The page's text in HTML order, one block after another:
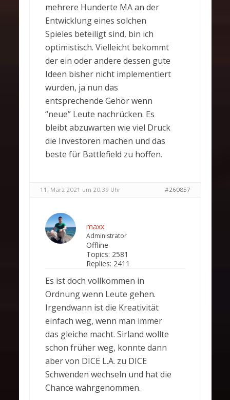
mehrere Hunderte MA an der
Entwicklung eines solchen
Spieles beteiligt sind, bin ich
optimistisch. Vielleicht bekommt
der ein oder andere dessen gute
Ideen bisher nicht implementiert
wurden, ja nun das
entsprechende Gehör wenn
“neue” Leute nachrücken. Es
bleibt abzuwarten wie viel Druck
die Investoren machen und das
beste für Battlefield zu hoffen.
11. März 2021 um 20:39 Uhr #260857
maxx
Administrator
Offline
Topics: 2581
Replies: 2411
Es ist doch vollkommen in
Ordnung wenn Leute gehen.
Irgendwann ist die Kreativität
einfach weg, wenn man immer
das gleiche macht. Sirland wollte
schon früher weg, konnte dann
aber von DICE L.A. zu DICE
Schwenden wechseln und hat die
Chance wahrgenommen.